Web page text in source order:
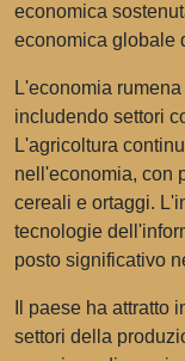
economica
economica globale
L'economia
includendo settori
L'agricoltura
nell'economia, con
cereali e ortaggi.
tecnologie
posto significativo
Il paese ha attratto
settori della